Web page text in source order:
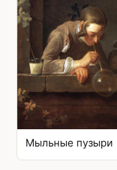
Мыльные пузыри